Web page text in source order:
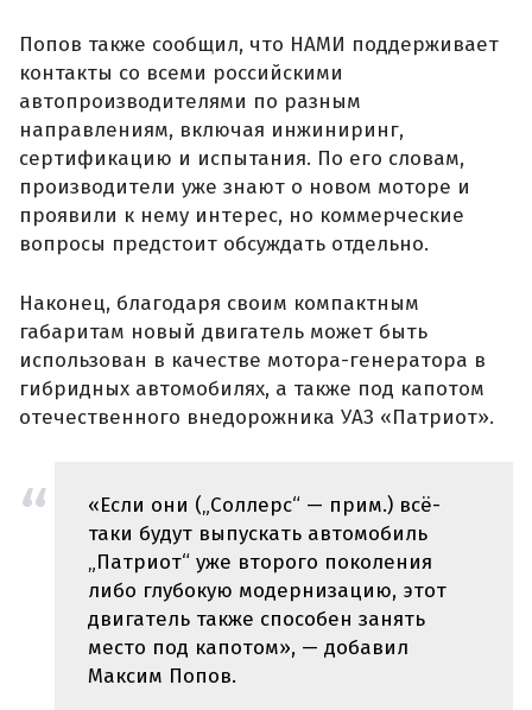
Попов также сообщил, что НАМИ поддерживает
контакты со всеми российскими
автопроизводителями по разным
направлениям, включая инжиниринг,
сертификацию и испытания. По его словам,
производители уже знают о новом моторе и
проявили к нему интерес, но коммерческие
вопросы предстоит обсуждать отдельно.
Наконец, благодаря своим компактным
габаритам новый двигатель может быть
использован в качестве мотора-генератора в
гибридных автомобилях, а также под капотом
отечественного внедорожника УАЗ «Патриот».
«Если они („Соллерс“ — прим.) всё-
таки будут выпускать автомобиль
„Патриот“ уже второго поколения
либо глубокую модернизацию, этот
двигатель также способен занять
место под капотом», — добавил
Максим Попов.